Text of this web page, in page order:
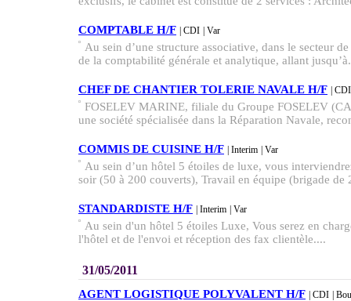
COMPTABLE H/F | CDI | Var
Au sein d’une structure associative, dans le secteur
de la comptabilité générale et analytique, allant
CHEF DE CHANTIER TOLERIE NAVALE H/F | CDI
FOSELEV MARINE, filiale du Groupe FOSELEV
une société spécialisée dans la Réparation Navale,
COMMIS DE CUISINE H/F | Interim | Var
Au sein d’un hôtel 5 étoiles de luxe, vous
soir (50 à 200 couverts), Travail en équipe (brigade de
STANDARDISTE H/F | Interim | Var
Au sein d'un hôtel 5 étoiles Luxe, Vous serez en
l'hôtel et de l'envoi et réception des fax clientèle....
31/05/2011
AGENT LOGISTIQUE POLYVALENT H/F | CDI |